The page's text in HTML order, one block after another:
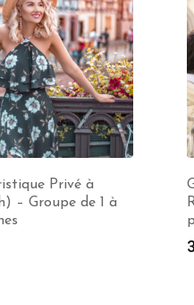
Privé à
– Groupe de 1 à